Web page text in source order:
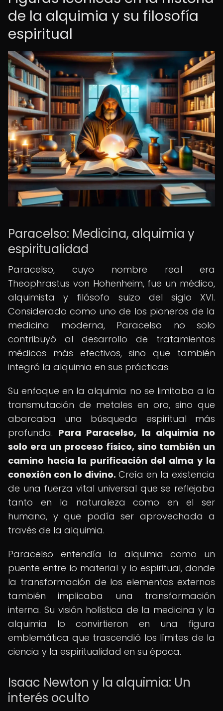
de la alquimia y su filosofía
espiritual
Paracelso: Medicina, alquimia y
espiritualidad
Paracelso, cuyo nombre real era
Theophrastus von Hohenheim, fue un médico,
alquimista y filósofo suizo del siglo XVI.
Considerado como uno de los pioneros de la
medicina moderna, Paracelso no solo
contribuyó al desarrollo de tratamientos
médicos más efectivos, sino que también
integró la alquimia en sus prácticas.
Su enfoque en la alquimia no se limitaba a la
transmutación de metales en oro, sino que
abarcaba una búsqueda espiritual más
profunda. Para Paracelso, la alquimia no
solo era un proceso físico, sino también un
camino hacia la purificación del alma y la
conexión con lo divino. Creía en la existencia
de una fuerza vital universal que se reflejaba
tanto en la naturaleza como en el ser
humano, y que podía ser aprovechada a
través de la alquimia.
Paracelso entendía la alquimia como un
puente entre lo material y lo espiritual, donde
la transformación de los elementos externos
también implicaba una transformación
interna. Su visión holística de la medicina y la
alquimia lo convirtieron en una figura
emblemática que trascendió los límites de la
ciencia y la espiritualidad en su época.
Isaac Newton y la alquimia: Un
interés oculto